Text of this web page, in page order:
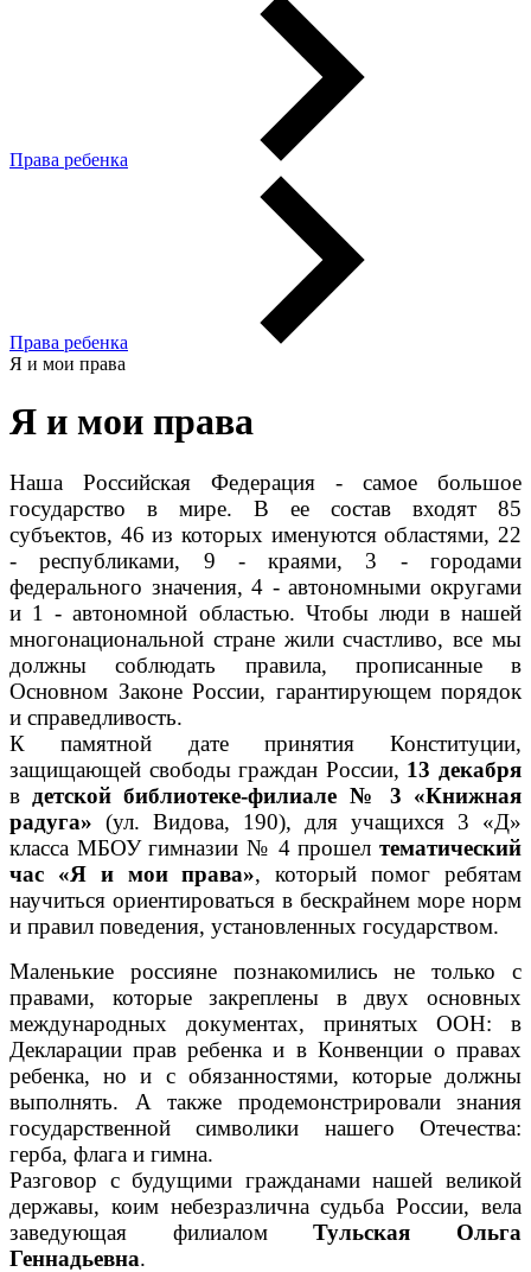
Права ребенка
Права ребенка
Я и мои права
Я и мои права
Наша Российская Федерация - самое большое
государство в мире. В ее состав входят 85
субъектов, 46 из которых именуются областями, 22
- республиками, 9 - краями, 3 - городами
федерального значения, 4 - автономными округами
и 1 - автономной областью. Чтобы люди в нашей
многонациональной стране жили счастливо, все мы
должны соблюдать правила, прописанные в
Основном Законе России, гарантирующем порядок
и справедливость.
К памятной дате принятия Конституции,
защищающей свободы граждан России, 13 декабря
в детской библиотеке-филиале № 3 «Книжная
радуга» (ул. Видова, 190), для учащихся 3 «Д»
класса МБОУ гимназии № 4 прошел тематический
час «Я и мои права», который помог ребятам
научиться ориентироваться в бескрайнем море норм
и правил поведения, установленных государством.
Маленькие россияне познакомились не только с
правами, которые закреплены в двух основных
международных документах, принятых ООН: в
Декларации прав ребенка и в Конвенции о правах
ребенка, но и с обязанностями, которые должны
выполнять. А также продемонстрировали знания
государственной символики нашего Отечества:
герба, флага и гимна.
Разговор с будущими гражданами нашей великой
державы, коим небезразлична судьба России, вела
заведующая филиаломТульская Ольга
Геннадьевна.